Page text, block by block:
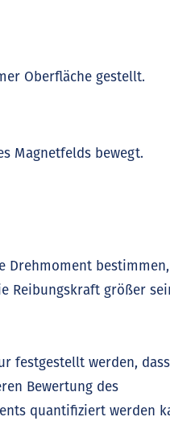
Oberfläche gestellt.
Magnetfelds bewegt.
Drehmoment bestimmen,
Reibungskraft größer
festgestellt werden,
Bewertung des
quantifiziert werden